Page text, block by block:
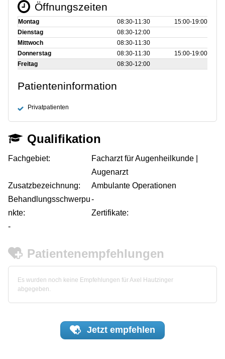
Öffnungszeiten
Montag 08:30‑11:30
15:00‑19:00
Dienstag
08:30‑12:00
Mittwoch
08:30‑11:30
Donnerstag
08:30‑11:30
15:00‑19:00
Freitag
08:30‑12:00
Patienteninformation
Privatpatienten
Qualifikation
Fachgebiet:
Facharzt für Augenheilkunde |
Augenarzt
Zusatzbezeichnung:
Ambulante Operationen
Behandlungsschwerpu
nkte:
-
Zertifikate:
-
Patientenempfehlungen
Es wurden noch keine Empfehlungen für Axel Hautzinger
abgegeben.
Jetzt empfehlen